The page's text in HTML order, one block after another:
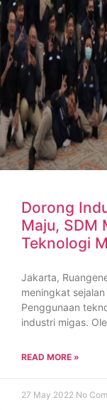
Dorong
Maju, SDM
Teknologi
Jakarta,
meningkat
Penggunaan
industri migas.
READ MORE »
27 May 2022 No